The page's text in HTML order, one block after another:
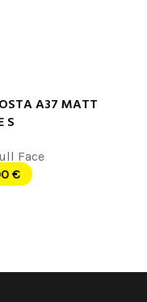
A37 MATT
S
Face
€